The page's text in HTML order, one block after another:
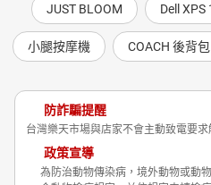
JUST BLOOM Dell XPS
小腿按摩機 COACH 後背包
防詐騙提醒
台灣樂天市場與店家不會主動致電要
政策宣導
為防治動物傳染病，境外動物或動